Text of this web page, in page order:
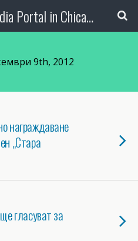
The Bulgarian Media Portal in Chicago
9th, 2012
награждаване
„Стара
гласуват за